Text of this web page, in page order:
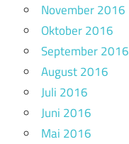
November 2016
Oktober 2016
September 2016
August 2016
Juli 2016
Juni 2016
Mai 2016